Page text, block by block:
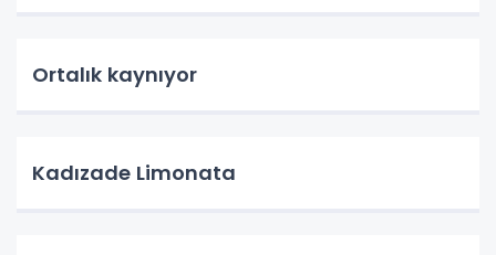
Ortalık kaynıyor
Kadızade Limonata